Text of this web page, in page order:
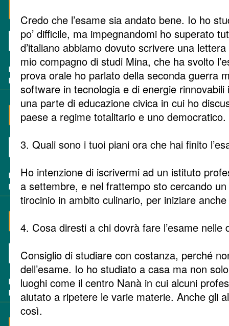
Credo che l’esame sia andato bene. Io ho
po’ difficile, ma impegnandomi ho superato
d’italiano abbiamo dovuto scrivere una
mio compagno di studi Mina, che ha svolto
prova orale ho parlato della seconda guerra
software in tecnologia e di energie
una parte di educazione civica in cui ho
paese a regime totalitario e uno democratico.
3. Quali sono i tuoi piani ora che hai finito
Ho intenzione di iscrivermi ad un istituto
a settembre, e nel frattempo sto cercando
tirocinio in ambito culinario, per iniziare anche
4. Cosa diresti a chi dovrà fare l’esame nelle
Consiglio di studiare con costanza, perché
dell’esame. Io ho studiato a casa ma non
luoghi come il centro Nanà in cui alcuni
aiutato a ripetere le varie materie. Anche gli
così.